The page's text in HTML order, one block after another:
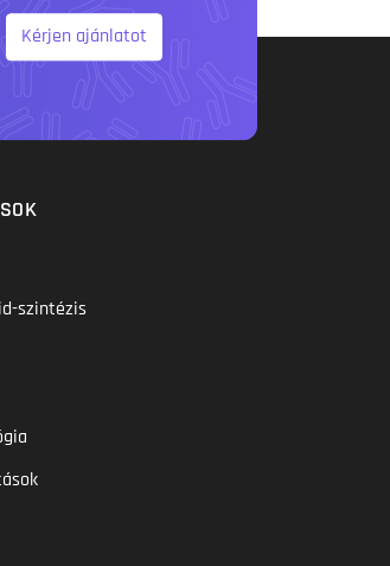
Kérjen ajánlatot
szintézis